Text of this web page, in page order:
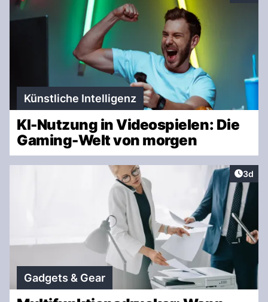
Künstliche Intelligenz
KI-Nutzung in Videospielen: Die
Gaming-Welt von morgen
3d
Gadgets & Gear